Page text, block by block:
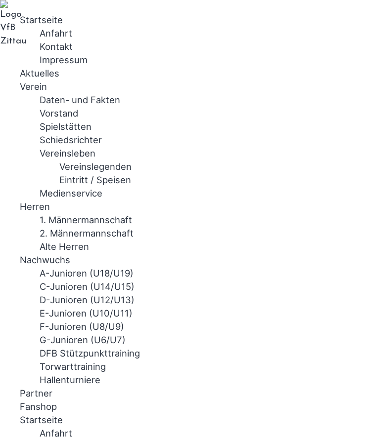
Startseite
Anfahrt
Kontakt
Impressum
Aktuelles
Verein
Daten- und Fakten
Vorstand
Spielstätten
Schiedsrichter
Vereinsleben
Vereinslegenden
Eintritt / Speisen
Medienservice
Herren
1. Männermannschaft
2. Männermannschaft
Alte Herren
Nachwuchs
A-Junioren (U18/U19)
C-Junioren (U14/U15)
D-Junioren (U12/U13)
E-Junioren (U10/U11)
F-Junioren (U8/U9)
G-Junioren (U6/U7)
DFB Stützpunkttraining
Torwarttraining
Hallenturniere
Partner
Fanshop
Startseite
Anfahrt